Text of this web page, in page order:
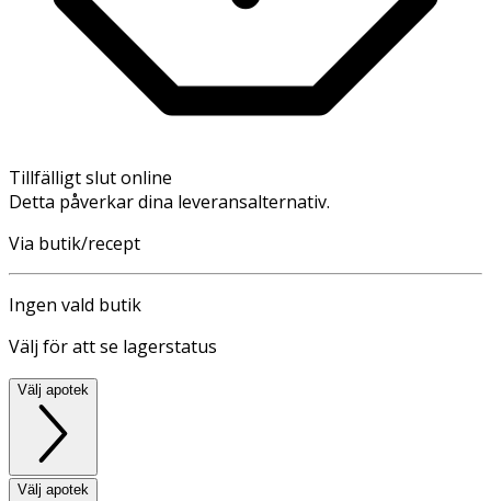
Tillfälligt slut online
Detta påverkar dina leveransalternativ.
Via butik/recept
Ingen vald butik
Välj för att se lagerstatus
Välj apotek
Välj apotek